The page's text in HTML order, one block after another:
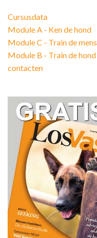
Cursusdata
Module A - Ken de hond
Module C - Train de mens
Module B - Train de hond
contacten